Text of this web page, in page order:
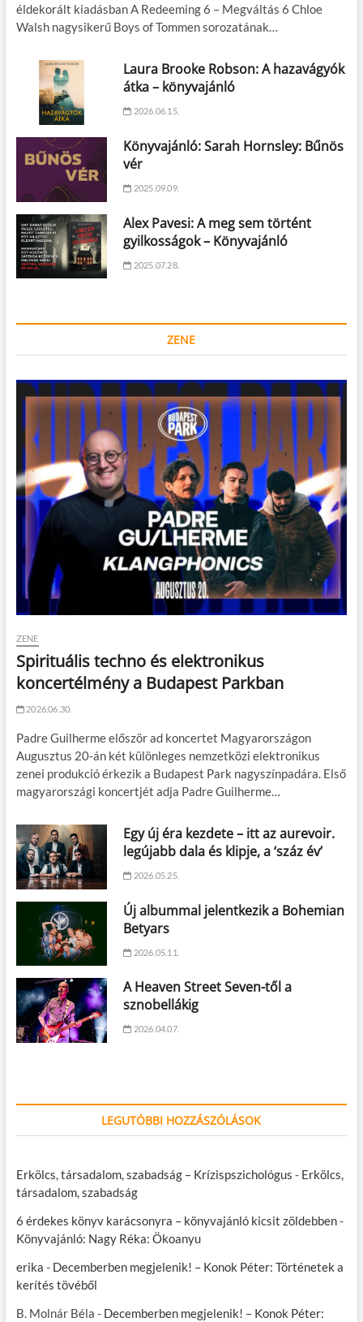
éldekorált kiadásban A Redeeming 6 – Megváltás 6 Chloe
Walsh nagysikerű Boys of Tommen sorozatának…
Laura Brooke Robson: A hazavágyók
átka – könyvajánló
2026.06.15.
Könyvajánló: Sarah Hornsley: Bűnös
vér
2025.09.09.
Alex Pavesi: A meg sem történt
gyilkosságok – Könyvajánló
2025.07.28.
ZENE
ZENE
Spirituális techno és elektronikus
koncertélmény a Budapest Parkban
2026.06.30.
Padre Guilherme először ad koncertet Magyarországon
Augusztus 20-án két különleges nemzetközi elektronikus
zenei produkció érkezik a Budapest Park nagyszínpadára. Első
magyarországi koncertjét adja Padre Guilherme…
Egy új éra kezdete – itt az aurevoir.
legújabb dala és klipje, a ‘száz év’
2026.05.25.
Új albummal jelentkezik a Bohemian
Betyars
2026.05.11.
A Heaven Street Seven-től a
sznobellákig
2026.04.07.
LEGUTÓBBI HOZZÁSZÓLÁSOK
Erkölcs, társadalom, szabadság – Krízispszichológus - Erkölcs,
társadalom, szabadság
6 érdekes könyv karácsonyra – könyvajánló kicsit zöldebben-
Könyvajánló: Nagy Réka: Ökoanyu
erika - Decemberben megjelenik! – Konok Péter: Történetek a
kerítés tövéből
B. Molnár Béla - Decemberben megjelenik! – Konok Péter: